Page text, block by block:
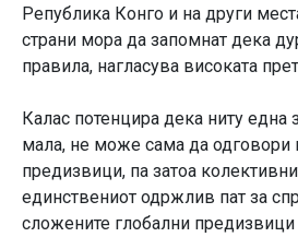
Република Конго и на други
страни мора да запомнат дека
правила, нагласува високата
Калас потенцира дека ниту една
мала, не може сама да одговори
предизвици, па затоа
единствениот одржлив пат за
сложените глобални